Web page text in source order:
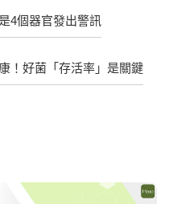
4個器官發出警訊
！好菌「存活率」是關鍵